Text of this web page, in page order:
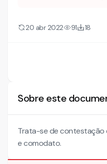
20 abr 2022 91 18
Sobre este
Trata-se de contestação
e comodato.